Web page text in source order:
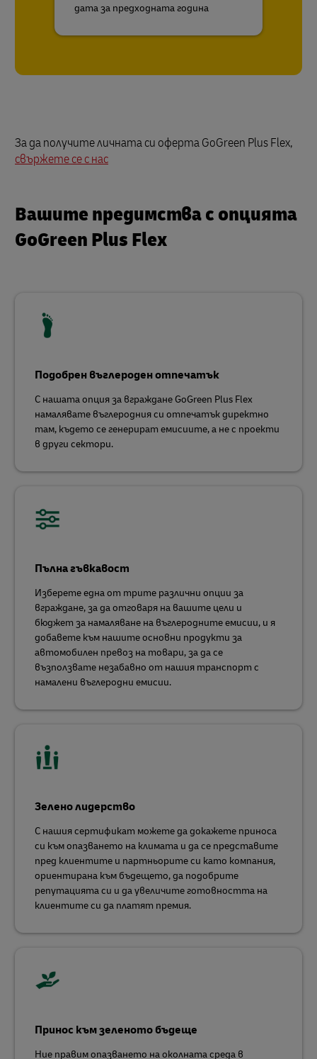
дата за предходната година
За да получите личната си оферта GoGreen Plus Flex,
свържете се с нас
Вашите предимства с опцията
GoGreen Plus Flex
Подобрен въглероден отпечатък
С нашата опция за вграждане GoGreen Plus Flex
намалявате въглеродния си отпечатък директно
там, където се генерират емисиите, а не с проекти
в други сектори.
Пълна гъвкавост
Изберете една от трите различни опции за
вграждане, за да отговаря на вашите цели и
бюджет за намаляване на въглеродните емисии, и я
добавете към нашите основни продукти за
автомобилен превоз на товари, за да се
възползвате незабавно от нашия транспорт с
намалени въглеродни емисии.
Зелено лидерство
С нашия сертификат можете да докажете приноса
си към опазването на климата и да се представите
пред клиентите и партньорите си като компания,
ориентирана към бъдещето, да подобрите
репутацията си и да увеличите готовността на
клиентите си да платят премия.
Принос към зеленото бъдеще
Ние правим опазването на околната среда в